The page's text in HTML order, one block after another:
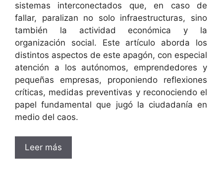
sistemas interconectados que, en caso de
fallar, paralizan no solo infraestructuras, sino
también la actividad económica y la
organización social. Este artículo aborda los
distintos aspectos de este apagón, con especial
atención a los autónomos, emprendedores y
pequeñas empresas, proponiendo reflexiones
críticas, medidas preventivas y reconociendo el
papel fundamental que jugó la ciudadanía en
medio del caos.
Leer más